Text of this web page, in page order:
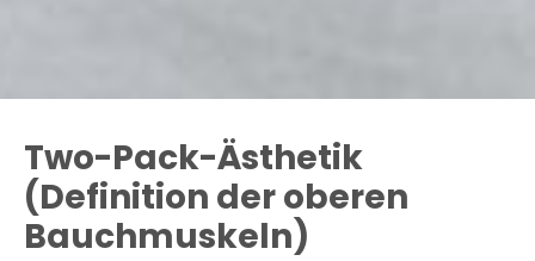
Two-Pack-Ästhetik
(Definition der oberen
Bauchmuskeln)